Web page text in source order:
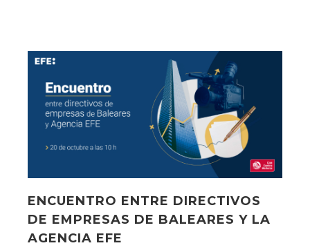
ENCUENTRO ENTRE DIRECTIVOS
DE EMPRESAS DE BALEARES Y LA
AGENCIA EFE